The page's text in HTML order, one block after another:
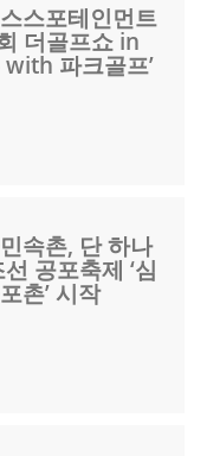
스포테인먼트
더골프쇼 in
with 파크골프’
속촌, 단 하나
공포축제 ‘심
촌’ 시작